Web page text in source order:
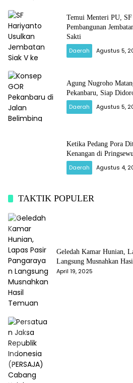
Temui Menteri PU,
Pembangunan
Sakti
Daerah Agustus 5,
Agung Nugroho
Pekanbaru, Siap
Daerah Agustus 5,
Ketika Pedang Pora
Kenangan di Pringsewu
Daerah Agustus 4,
TAKTIK POPULER
Geledah Kamar Hunian,
Langsung Musnahkan
April 19, 2025